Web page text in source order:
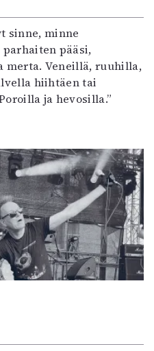
sinne, minne
pääsi,
merta. Veneillä, ruuhilla,
hiihtäen tai
ja hevosilla.”